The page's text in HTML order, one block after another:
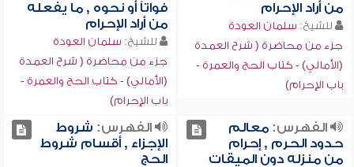
من أراد الإحرام
للشيخ: سلمان العودة
جزء من محاضرة ( شرح العمدة
(الأمالي) - كتاب الحج والعمرة -
باب الإحرام)
فواتاً أو نحوه , ما يفعله
من أراد الإحرام
للشيخ: سلمان العودة
جزء من محاضرة ( شرح العمدة
(الأمالي) - كتاب الحج والعمرة -
باب الإحرام)
الفهرس:معالم
حدود الحرم , إحرام
من منزله دون الميقات
الفهرس: شروط
الإجزاء , أقسام شروط
الحج